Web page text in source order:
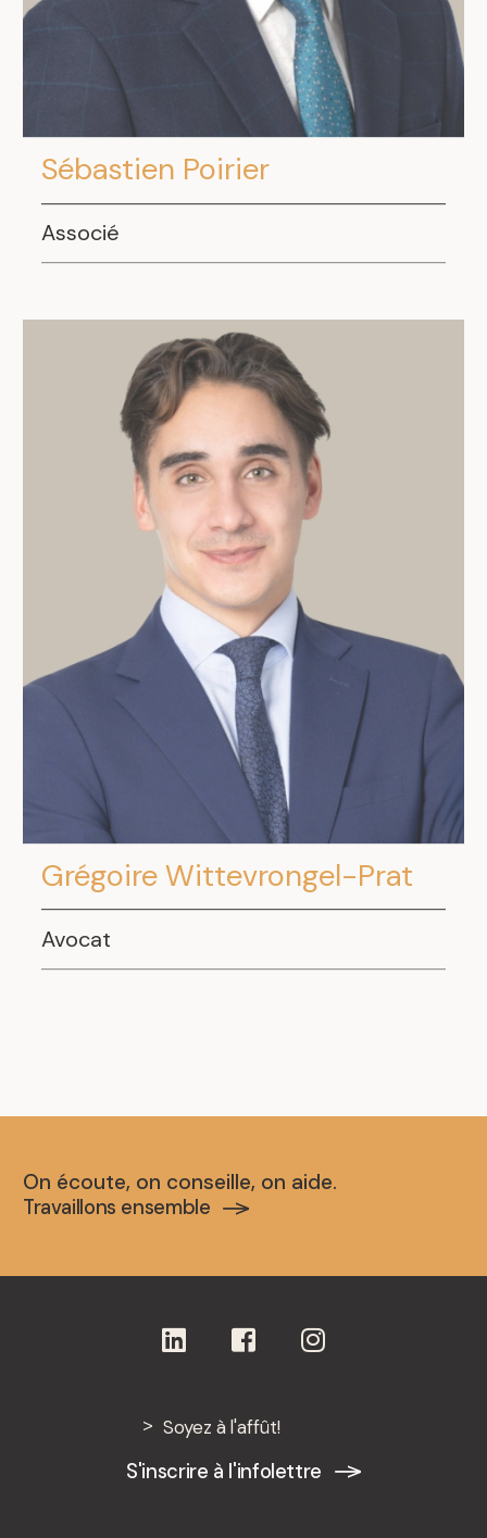
Sébastien Poirier
Associé
Grégoire Wittevrongel-Prat
Avocat
On écoute, on conseille, on aide.
Travaillons ensemble
Soyez à l'affût!
S'inscrire à l'infolettre